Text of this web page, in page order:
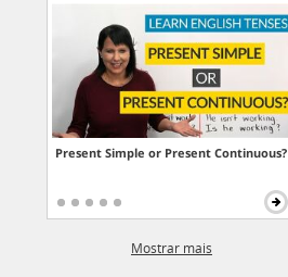
Present Simple or Present Continuous?
Mostrar mais